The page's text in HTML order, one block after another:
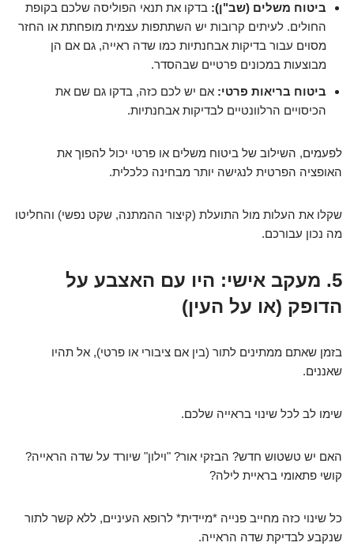
ביטוח משלים (שב"ן): בדקו את תנאי הפוליסה שלכם בקופת
החולים. לעיתים קרובות יש השתתפות עצמית מופחתת או החזר
מסוים עבור בדיקות אבחנתיות כמו שדה ראייה, גם אם הן
מבוצעות במכונים פרטיים שבהסדר.
ביטוח בריאות פרטי: אם יש לכם כזה, בדקו גם שם את
הכיסויים הרלוונטיים לבדיקות אבחנתיות.
לפעמים, השילוב של ביטוח משלים או פרטי יכול להפוך את
האופציה הפרטית לנגישה יותר מבחינה כלכלית.
שקלו את העלות מול התועלת (קיצור ההמתנה, שקט נפשי) והחליטו
מה נכון עבורכם.
5. מעקב אישי: היו עם האצבע על
הדופק (או על העין)
בזמן שאתם ממתינים לתור (בין אם ציבורי או פרטי), אל תהיו
שאננים.
שימו לב לכל שינוי בראייה שלכם.
האם יש טשטוש חדש? הבזקי אור? "וילון" שיורד על שדה הראייה?
קושי פתאומי בראיית לילה?
כל שינוי כזה מחייב פנייה *מיידית* לרופא העיניים, ללא קשר לתור
שנקבע לבדיקת שדה הראייה.